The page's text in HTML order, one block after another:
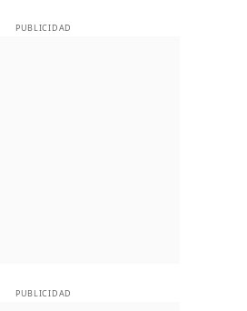
PUBLICIDAD
PUBLICIDAD